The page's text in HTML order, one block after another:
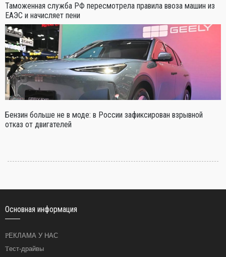
Таможенная служба РФ пересмотрела правила ввоза машин из
ЕАЭС и начисляет пени
Бензин больше не в моде: в России зафиксирован взрывной
отказ от двигателей
Основная информация
РЕКЛАМА У НАС
Тест-драйвы